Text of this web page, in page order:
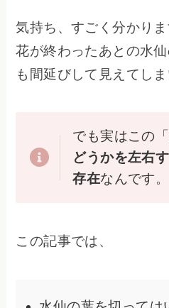
気持ち、すごく分かりま
花が終わったあとの水
も間延びして見えてしま
でも実はこの
どうかを左右
存在なんです。
この記事では、